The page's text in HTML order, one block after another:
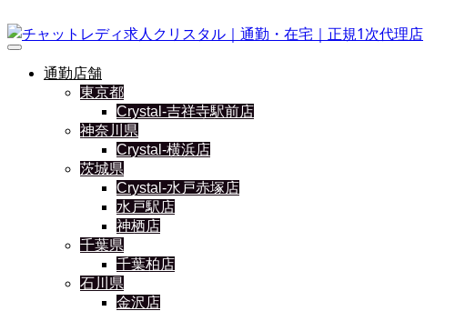
通勤店舗
東京都
Crystal-吉祥寺駅前店
神奈川県
Crystal-横浜店
茨城県
Crystal-水戸赤塚店
水戸駅店
神栖店
千葉県
千葉柏店
石川県
金沢店